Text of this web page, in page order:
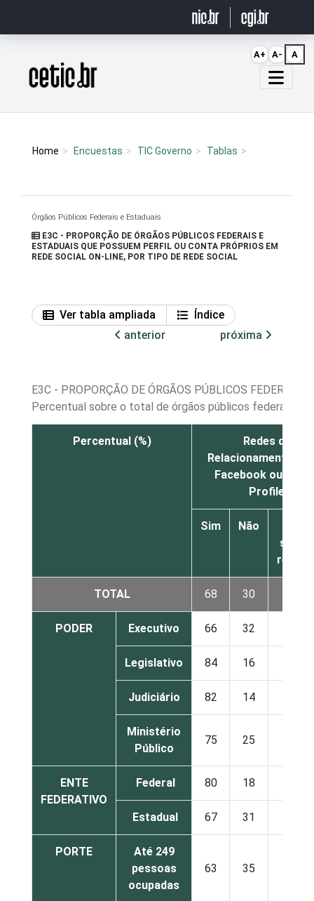
Página inicial
Home Encuestas TIC Governo Tablas
Órgãos Públicos Federais e Estaduais
E3C - PROPORÇÃO DE ÓRGÃOS PÚBLICOS FEDERAIS E
ESTADUAIS QUE POSSUEM PERFIL OU CONTA PRÓPRIOS EM
REDE SOCIAL ON-LINE, POR TIPO DE REDE SOCIAL
Ver tabla ampliada
Índice
anterior
próxima
E3C - PROPORÇÃO DE ÓRGÃOS PÚBLICOS FEDERAIS
Percentual sobre o total de órgãos públicos federais e
Percentual (%)
Redes de
Relacionamento
Facebook ou
Profile
Sim Não
sabe/
TOTAL 68 30
PODER Executivo 66 32
Legislativo 84 16
Judiciário 82 14
Ministério
Público
75 25
ENTE
FEDERATIVO
Federal 80 18
Estadual 67 31
PORTE
Até 249
pessoas
ocupadas
63 35
A+ A- A